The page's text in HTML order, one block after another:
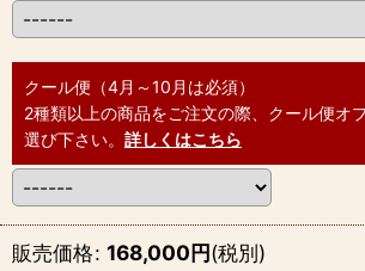
クール便（4月～10月は必須）
2種類以上の商品をご注文の際、クール便オ
選び下さい。 詳しくはこちら
販売価格: 168,000円(税別)